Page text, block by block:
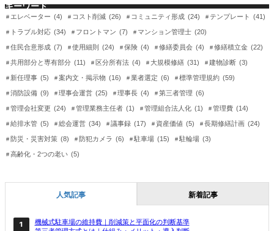
キーワード
エレベーター (4) コスト削減 (26) コミュニティ形成 (24) テンプレート (41)
トラブル対応 (34) フロントマン (7) マンション管理士 (20)
住民合意形成 (7) 使用細則 (24) 保険 (4) 修繕委員会 (4) 修繕積立金 (22)
共用部分と専有部分 (11) 区分所有法 (4) 大規模修繕 (31) 建物診断 (3)
新任理事 (5) 案内文・掲示物 (16) 業者選定 (6) 標準管理規約 (59)
消防設備 (9) 理事会運営 (25) 理事長 (4) 第三者管理 (6)
管理会社変更 (24) 管理業務主任者 (1) 管理組合法人化 (1) 管理費 (14)
給排水管 (5) 総会運営 (34) 議事録 (17) 資産価値 (5) 長期修繕計画 (24)
防災・災害対策 (8) 防犯カメラ (6) 駐車場 (15) 駐輪場 (3)
高齢化・2つの老い (5)
人気記事 新着記事
機械式駐車場の維持費｜削減策と平面化の判断基準